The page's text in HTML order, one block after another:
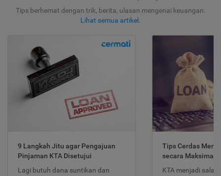
Tips berhemat dengan trik, berita, ulasan mengenai keuangan.
Lihat semua artikel .
9 Langkah Jitu agar Pengajuan
Pinjaman KTA Disetujui
Lagi butuh dana suntikan dan
Tips Cerdas
secara Maksimal
KTA menjadi